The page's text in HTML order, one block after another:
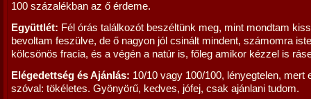
100 százalékban az ő érdeme.
Együttlét: Fél órás találkozót beszéltünk meg, mint mondtam
bevoltam feszülve, de ő nagyon jól csinált mindent, számomra
kölcsönös fracia, és a végén a natúr is, főleg amikor kézzel is
Elégedettség és Ajánlás: 10/10 vagy 100/100, lényegtelen, mert
szóval: tökéletes. Gyönyörű, kedves, jófej, csak ajánlani tudom.